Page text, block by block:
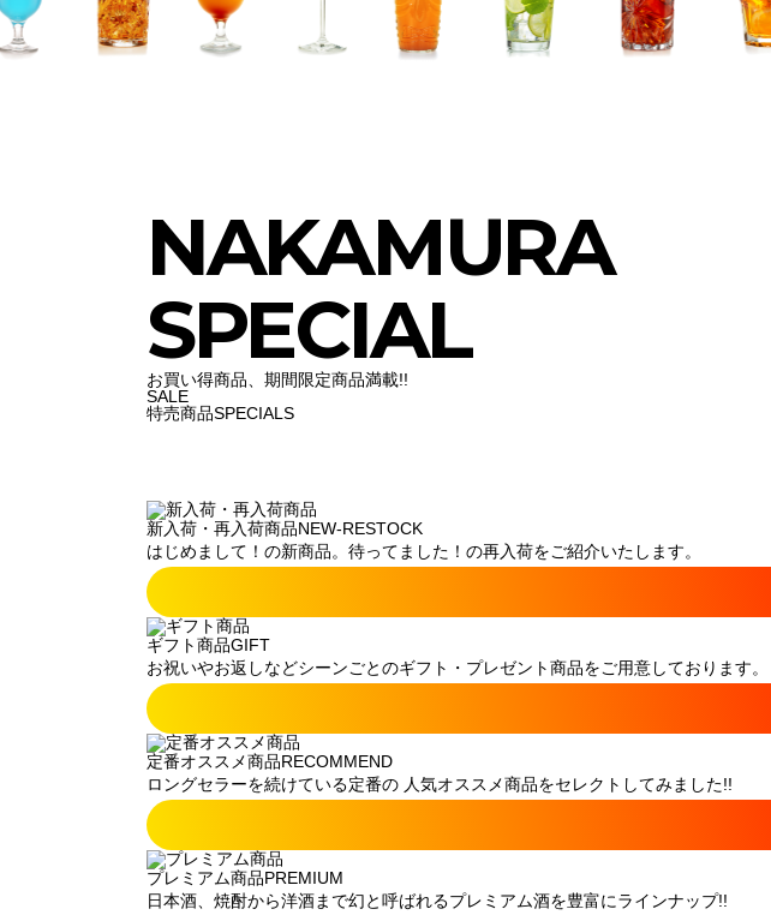
NAKAMURA
SPECIAL
お買い得商品、期間限定商品満載!!
SALE
特売商品SPECIALS
新入荷・再入荷商品NEW-RESTOCK
はじめまして！の新商品。待ってました！の再入荷をご紹介いたします。
ギフト商品GIFT
お祝いやお返しなどシーンごとのギフト・プレゼント商品をご用意しております。
定番オススメ商品RECOMMEND
ロングセラーを続けている定番の 人気オススメ商品をセレクトしてみました!!
プレミアム商品PREMIUM
日本酒、焼酎から洋酒まで幻と呼ばれるプレミアム酒を豊富にラインナップ!!